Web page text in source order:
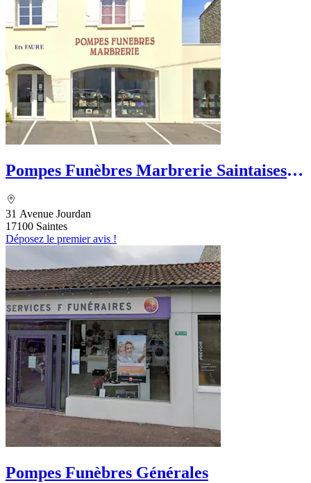
Pompes Funèbres Marbrerie Saintaises -
31 Avenue Jourdan
17100 Saintes
Déposez le premier avis !
Pompes Funèbres Générales